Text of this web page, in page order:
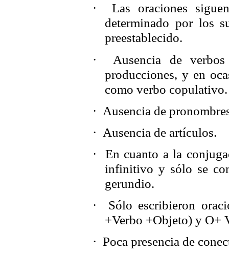
·
Las oraciones
determinado por los
preestablecido.
·
Ausencia de
producciones, y en
como verbo copulativo.
· Ausencia de
· Ausencia de artículos.
·
En cuanto a la
infinitivo y sólo se
gerundio.
·
Sólo escribieron
+Verbo +Objeto) y O+
· Poca presencia de